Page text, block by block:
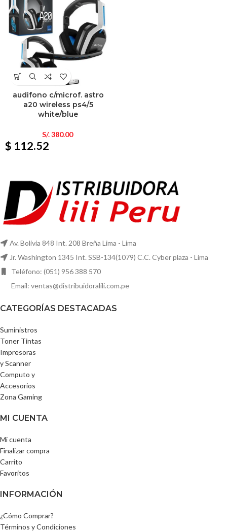
audifono c/microf. astro
a20 wireless ps4/5
white/blue
S/.380.00
$ 112.52
Av. Bolivia 848 Int. 208 Breña Lima - Lima
Jr. Washington 1345 Int. SSB-134(1079) C.C. Cyber plaza - Lima
Teléfono: (051) 956 388 570
Email: ventas@distribuidoralili.com.pe
CATEGORÍAS DESTACADAS
Suministros
Toner Tintas
Impresoras
y Scanner
Computo y
Accesorios
Zona Gaming
MI CUENTA
Mi cuenta
Finalizar compra
Carrito
Favoritos
INFORMACIÓN
¿Cómo Comprar?
Términos y Condiciones